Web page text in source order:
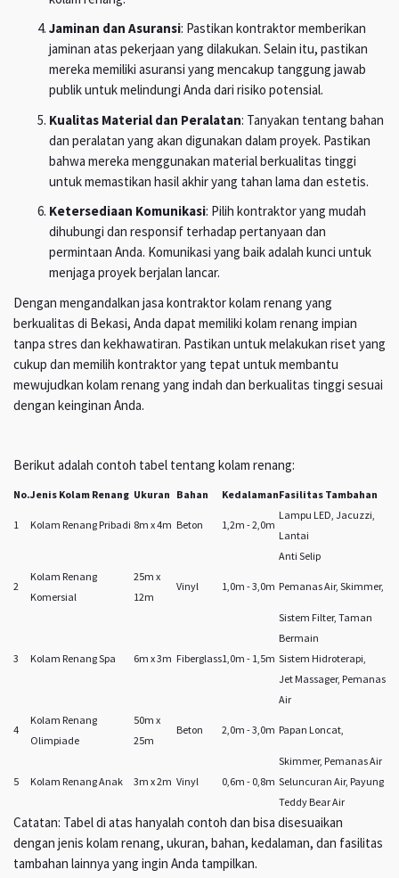
Jaminan dan Asuransi: Pastikan kontraktor memberikan
jaminan atas pekerjaan yang dilakukan. Selain itu, pastikan
mereka memiliki asuransi yang mencakup tanggung jawab
publik untuk melindungi Anda dari risiko potensial.
Kualitas Material dan Peralatan: Tanyakan tentang bahan
dan peralatan yang akan digunakan dalam proyek. Pastikan
bahwa mereka menggunakan material berkualitas tinggi
untuk memastikan hasil akhir yang tahan lama dan estetis.
Ketersediaan Komunikasi: Pilih kontraktor yang mudah
dihubungi dan responsif terhadap pertanyaan dan
permintaan Anda. Komunikasi yang baik adalah kunci untuk
menjaga proyek berjalan lancar.
Dengan mengandalkan jasa kontraktor kolam renang yang
berkualitas di Bekasi, Anda dapat memiliki kolam renang impian
tanpa stres dan kekhawatiran. Pastikan untuk melakukan riset yang
cukup dan memilih kontraktor yang tepat untuk membantu
mewujudkan kolam renang yang indah dan berkualitas tinggi sesuai
dengan keinginan Anda.
Berikut adalah contoh tabel tentang kolam renang:
No.Jenis Kolam Renang Ukuran Bahan KedalamanFasilitas Tambahan
1 Kolam Renang Pribadi 8m x 4m Beton 1,2m - 2,0m
Lampu LED, Jacuzzi,
Lantai
Anti Selip
2
Kolam Renang
Komersial
25m x
12m
Vinyl 1,0m - 3,0m Pemanas Air, Skimmer,
Sistem Filter, Taman
Bermain
3
Kolam Renang Spa 6m x 3m Fiberglass1,0m - 1,5m Sistem Hidroterapi,
Jet Massager, Pemanas
Air
4
Kolam Renang
Olimpiade
50m x
25m
Beton 2,0m - 3,0m Papan Loncat,
Skimmer, Pemanas Air
5
Kolam Renang Anak 3m x 2m Vinyl 0,6m - 0,8m Seluncuran Air, Payung
Teddy Bear Air
Catatan: Tabel di atas hanyalah contoh dan bisa disesuaikan
dengan jenis kolam renang, ukuran, bahan, kedalaman, dan fasilitas
tambahan lainnya yang ingin Anda tampilkan.